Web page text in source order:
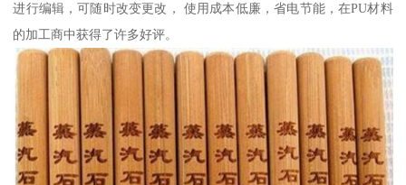
进行编辑，可随时改变更改， 使用成本低廉，省电节能，在PU材料
的加工商中获得了许多好评。